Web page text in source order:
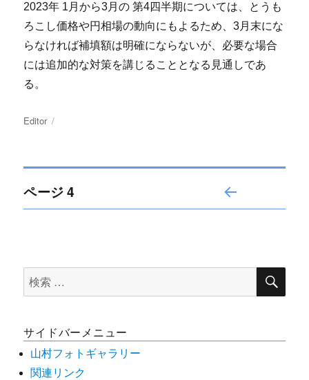
2023年 1月から3月の 第4四半期については、とうも
ろこし価格や円相場の動向にもよるため、3月末にな
らなければ補填額は明確にならないが、必要な場合
には追加的な対策を講じることとなる見通しであ
る。
投
Editor
投
ビ
ゲ
ー
ページ4
検
索
象:
検
サイドバーメニュー
山村フォトギャラリー
関連リンク